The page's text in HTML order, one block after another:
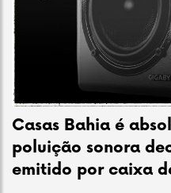
Casas Bahia é
poluição sonora
emitido por caixa